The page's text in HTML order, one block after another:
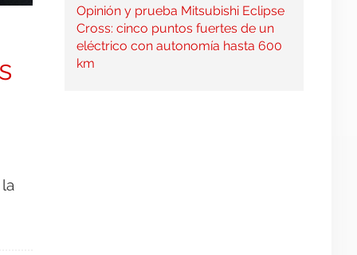
Opinión y prueba Mitsubishi Eclipse
Cross: cinco puntos fuertes de un
eléctrico con autonomía hasta 600
km